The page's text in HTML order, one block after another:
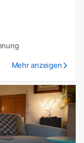
Mehr anzeigen